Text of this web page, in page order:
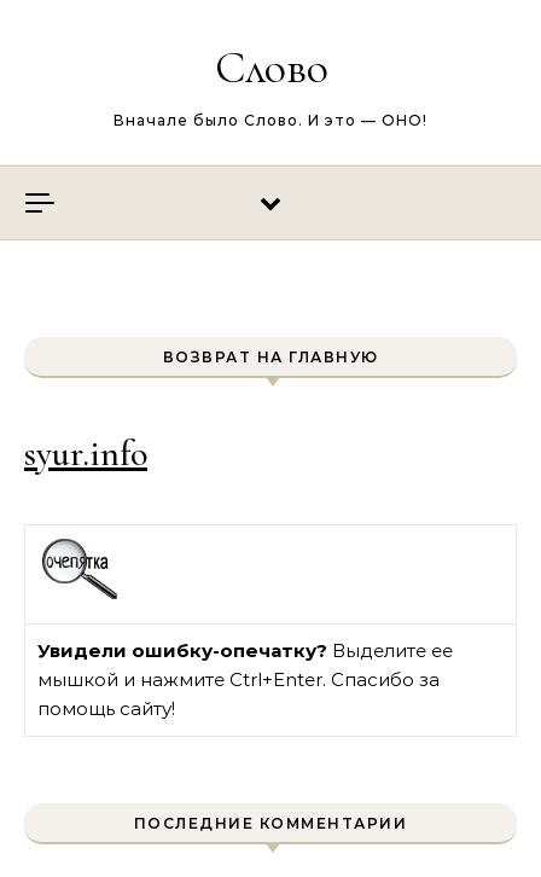
Слово
Вначале было Слово. И это — ОНО!
ВОЗВРАТ НА ГЛАВНУЮ
syur.info
Увидели ошибку-опечатку? Выделите ее
мышкой и нажмите Ctrl+Enter. Спасибо за
помощь сайту!
ПОСЛЕДНИЕ КОММЕНТАРИИ